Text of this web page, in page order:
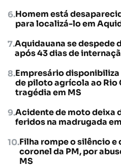
Homem está
para localizá-lo em
Aquidauana se despede
após 43 dias de
Empresário
de piloto agrícola ao Rio
tragédia em MS
Acidente de moto deixa
feridos na madrugada
Filha rompe o silêncio
coronel da PM, por
MS